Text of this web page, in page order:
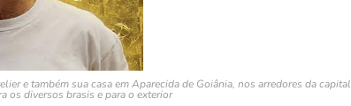
e também sua casa em Aparecida de Goiânia, nos arredores da capital
os diversos brasis e para o exterior